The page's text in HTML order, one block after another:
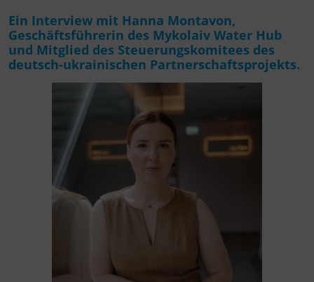
Ein Interview mit Hanna Montavon,
Geschäftsführerin des Mykolaiv Water Hub
und Mitglied des Steuerungskomitees des
deutsch-ukrainischen Partnerschaftsprojekts.